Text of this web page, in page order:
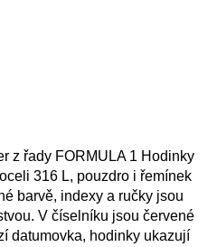
z řady FORMULA 1 Hodinky
316 L, pouzdro i řemínek
barvě, indexy a ručky jsou
V číselníku jsou červené
datumovka, hodinky ukazují